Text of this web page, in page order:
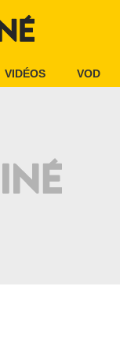
VIDÉOS VOD